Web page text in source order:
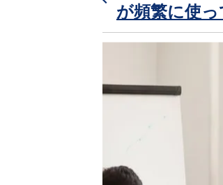
が頻繁に使